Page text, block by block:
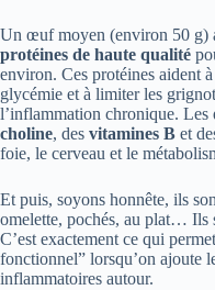
Un œuf moyen (environ 50 g)
protéines de haute qualité
environ. Ces protéines aident
glycémie et à limiter les
l’inflammation chronique.
choline, des vitamines B et
foie, le cerveau et le
Et puis, soyons honnête, ils
omelette, pochés, au plat… Ils
C’est exactement ce qui
fonctionnel” lorsqu’on ajoute
inflammatoires autour.